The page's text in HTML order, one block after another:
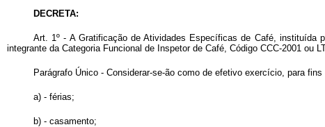
DECRETA:
Art. 1º - A Gratificação de Atividades Específicas de Café, instituída
integrante da Categoria Funcional de Inspetor de Café, Código CCC-2001 ou
Parágrafo Único - Considerar-se-ão como de efetivo exercício, para
a) - férias;
b) - casamento;